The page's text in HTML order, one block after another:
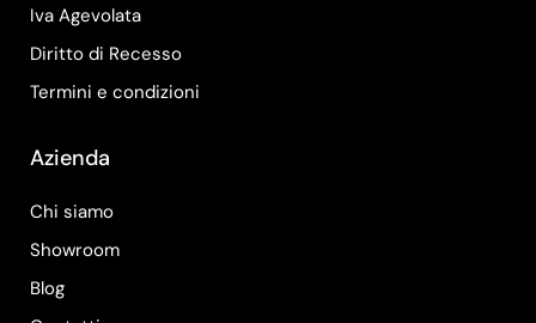
Iva Agevolata
Diritto di Recesso
Termini e condizioni
Azienda
Chi siamo
Showroom
Blog